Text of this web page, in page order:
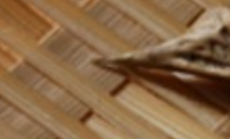
サイト内検
行きたいリ
動画ライブ
よくある質